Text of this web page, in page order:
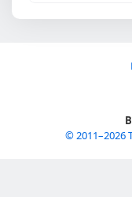
© 2011–2026